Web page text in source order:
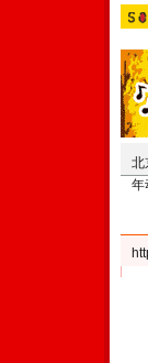
北
年